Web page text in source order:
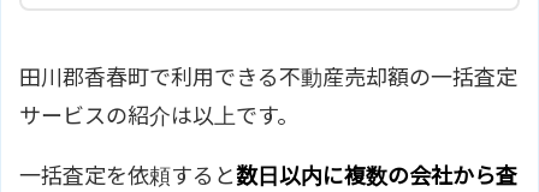
田川郡香春町で利用できる不動産売却額の一括査定
サービスの紹介は以上です。
一括査定を依頼すると数日以内に複数の会社から査